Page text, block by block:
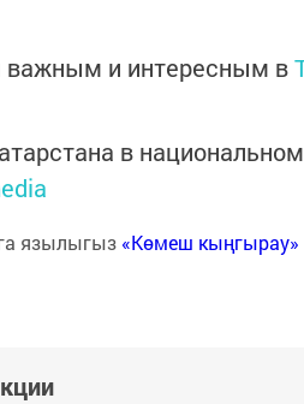
и интересным в
в
язылыгыз «Көмеш кыңгырау»